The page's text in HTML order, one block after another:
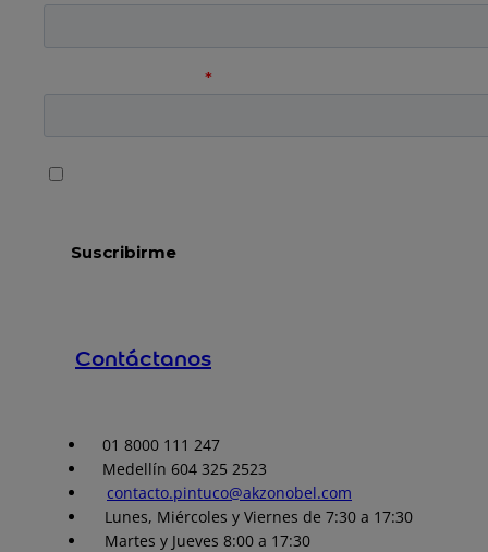
Contáctanos
01 8000 111 247
Medellín 604 325 2523
contacto.pintuco@akzonobel.com
Lunes, Miércoles y Viernes de 7:30 a 17:30
Martes y Jueves 8:00 a 17:30